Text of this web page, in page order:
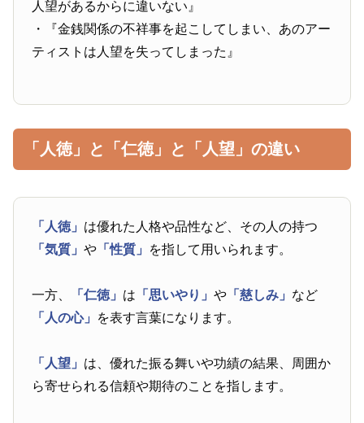
人望があるからに違いない』
・『金銭関係の不祥事を起こしてしまい、あのアー
ティストは人望を失ってしまった』
「人徳」と「仁徳」と「人望」の違い
「人徳」 は優れた人格や品性など、その人の持つ
「気質」や 「性質」 を指して用いられます。
一方、 「仁徳」 は 「思いやり」や 「慈しみ」 など
「人の心」 を表す言葉になります。
「人望」 は、優れた振る舞いや功績の結果、周囲か
ら寄せられる信頼や期待のことを指します。